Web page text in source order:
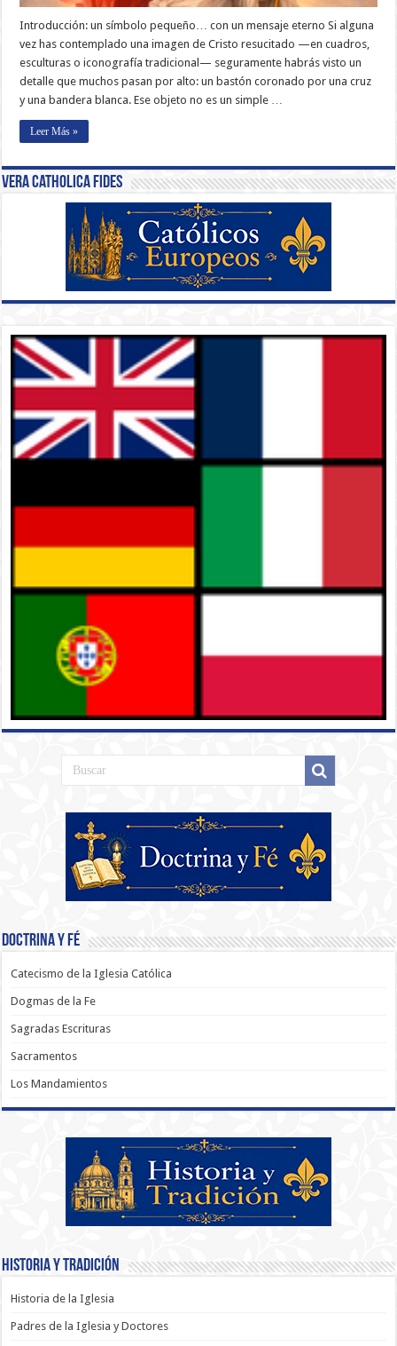
Introducción: un símbolo pequeño… con un mensaje eterno Si alguna
vez has contemplado una imagen de Cristo resucitado —en cuadros,
esculturas o iconografía tradicional— seguramente habrás visto un
detalle que muchos pasan por alto: un bastón coronado por una cruz
y una bandera blanca. Ese objeto no es un simple …
Leer Más »
Vera Catholica Fides
Doctrina y Fé
Catecismo de la Iglesia Católica
Dogmas de la Fe
Sagradas Escrituras
Sacramentos
Los Mandamientos
Historia y Tradición
Historia de la Iglesia
Padres de la Iglesia y Doctores